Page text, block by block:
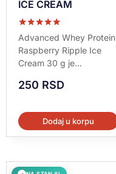
ICE CREAM
Ocenjeno sa
5.00
od 5
Advanced Whey Protein
Raspberry Ripple Ice
Cream 30 g je...
250 RSD
Dodaj u korpu